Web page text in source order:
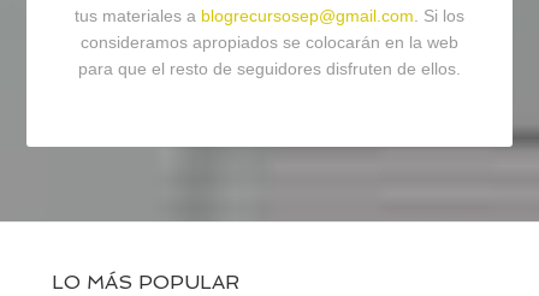
tus materiales a blogrecursosep@gmail.com . Si los
consideramos apropiados se colocarán en la web
para que el resto de seguidores disfruten de ellos.
LO MÁS POPULAR